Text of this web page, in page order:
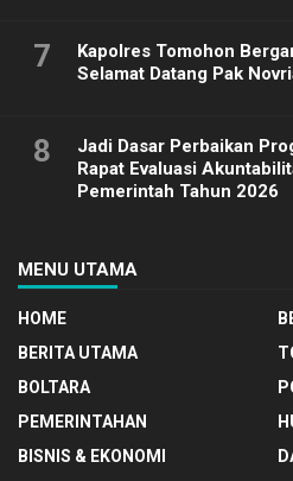
7
Kapolres Tomohon
Selamat Datang Pak
8
Jadi Dasar Perbaikan
Rapat Evaluasi
Pemerintah Tahun 2026
MENU UTAMA
HOME
BERITA UTAMA
BOLTARA
PEMERINTAHAN
BISNIS & EKONOMI